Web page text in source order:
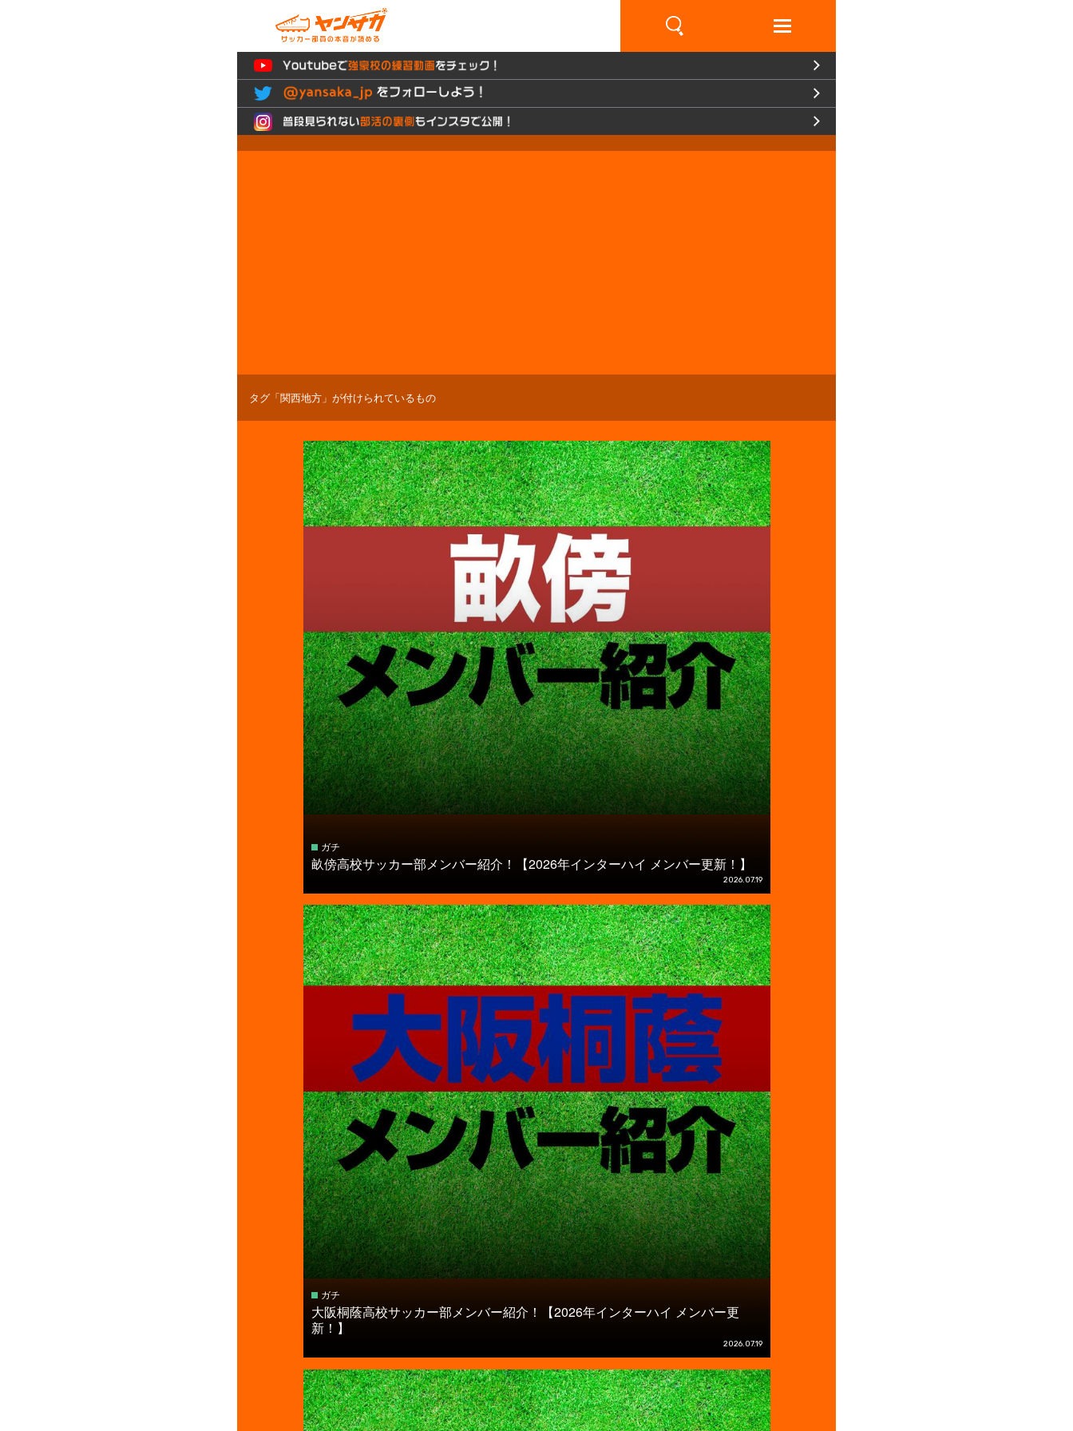
タグ「関西地方」が付けられているもの
ガチ
畝傍高校サッカー部メンバー紹介！【2026年インターハイ メンバー更新！】
2026.07.19
ガチ
大阪桐蔭高校サッカー部メンバー紹介！【2026年インターハイ メンバー更
新！】
2026.07.19